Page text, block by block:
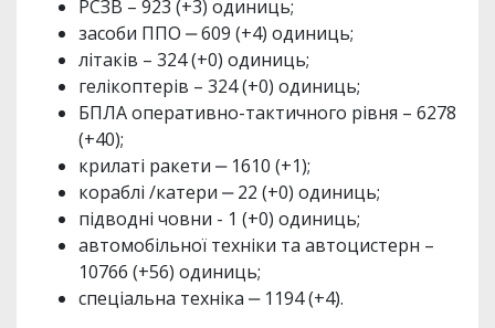
РСЗВ – 923 (+3) одиниць;
засоби ППО ‒ 609 (+4) одиниць;
літаків – 324 (+0) одиниць;
гелікоптерів – 324 (+0) одиниць;
БПЛА оперативно-тактичного рівня – 6278
(+40);
крилаті ракети ‒ 1610 (+1);
кораблі /катери ‒ 22 (+0) одиниць;
підводні човни - 1 (+0) одиниць;
автомобільної техніки та автоцистерн –
10766 (+56) одиниць;
спеціальна техніка ‒ 1194 (+4).